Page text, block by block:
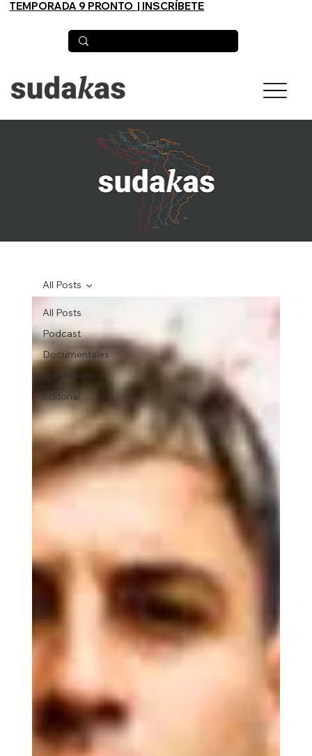
TEMPORADA 9 PRONTO | INSCRÍBETE
All Posts
Podcast
Documentales
Cubrimientos
Editorial
All Posts